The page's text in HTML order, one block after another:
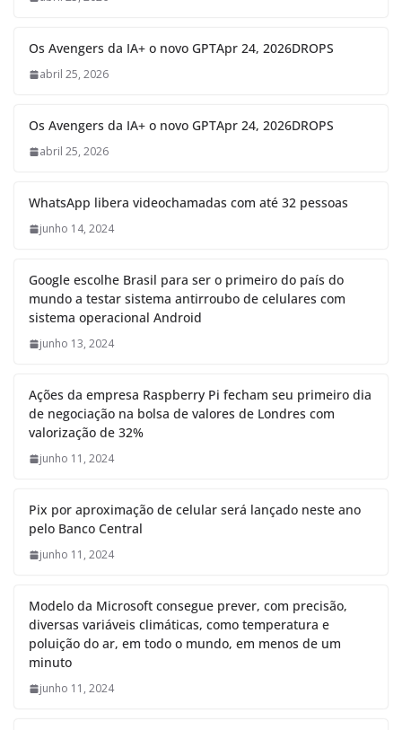
Os Avengers da IA+ o novo GPTApr 24, 2026DROPS
abril 25, 2026
Os Avengers da IA+ o novo GPTApr 24, 2026DROPS
abril 25, 2026
WhatsApp libera videochamadas com até 32 pessoas
junho 14, 2024
Google escolhe Brasil para ser o primeiro do país do
mundo a testar sistema antirroubo de celulares com
sistema operacional Android
junho 13, 2024
Ações da empresa Raspberry Pi fecham seu primeiro dia
de negociação na bolsa de valores de Londres com
valorização de 32%
junho 11, 2024
Pix por aproximação de celular será lançado neste ano
pelo Banco Central
junho 11, 2024
Modelo da Microsoft consegue prever, com precisão,
diversas variáveis climáticas, como temperatura e
poluição do ar, em todo o mundo, em menos de um
minuto
junho 11, 2024